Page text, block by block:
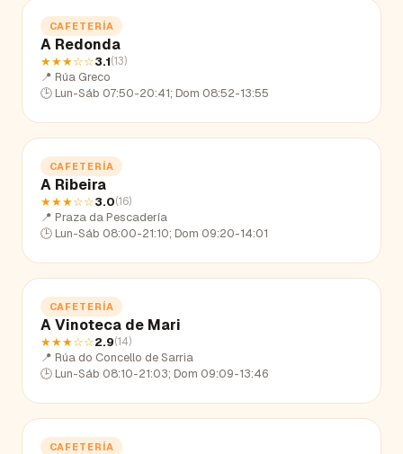
CAFETERÍA
A Redonda
★★★☆☆3.1(13)
📍 Rúa Greco
🕒 Lun-Sáb 07:50-20:41; Dom 08:52-13:55
CAFETERÍA
A Ribeira
★★★☆☆3.0(16)
📍 Praza da Pescadería
🕒 Lun-Sáb 08:00-21:10; Dom 09:20-14:01
CAFETERÍA
A Vinoteca de Mari
★★★☆☆2.9(14)
📍 Rúa do Concello de Sarria
🕒 Lun-Sáb 08:10-21:03; Dom 09:09-13:46
CAFETERÍA